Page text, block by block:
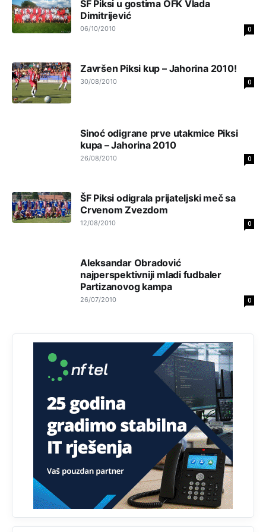
ŠF Piksi u gostima OFK Vlada
Dimitrijević
06/10/2010 0
Završen Piksi kup – Jahorina 2010!
30/08/2010 0
Sinoć odigrane prve utakmice Piksi
kupa – Jahorina 2010
26/08/2010 0
ŠF Piksi odigrala prijateljski meč sa
Crvenom Zvezdom
12/08/2010 0
Aleksandar Obradović
najperspektivniji mladi fudbaler
Partizanovog kampa
26/07/2010 0
Војска Србије се враћа на Косово и Метохију.
Анонимно2806721
7:23
Анонимно2807323 9:51
Vise je Republika SRPSKA drzava nego Kosovo. Sa
Srpskoj. Zato zivjela REPUBLIKA SRPSKA
Анонимно2807441
10:21
Анонимно2807447 10:21
Откуд онолико увече арапа по Палама са комплет
Анонимно2807447 10:24
Анонимно2806721 11:21
Kosovo je država a manji BH entitet pokrajina.Što se tiče
arapa po Palama i Jahorini,ostavljaju vam pare a vi se
smeškate .Da ne bi možda da vam šalju poštom a da ne
Анонимно2807791
БиХ није гласала да је тзв.Косово држава. Лупаш ко к у
р а ц по самару луди турко.
Анонимно2807895 12:16
Dobro zboris 791,ovaj721 dok nije bilo interneta,samo
mu je porodica znala da je glup!
Анонимно2807895 12:18